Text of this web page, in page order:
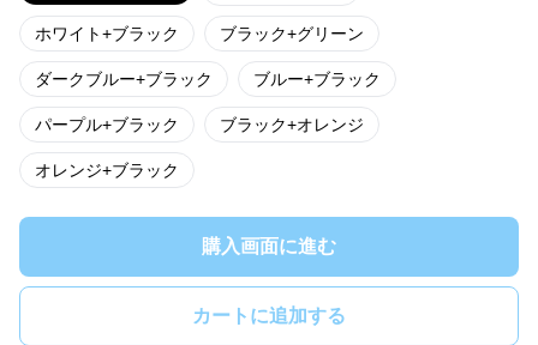
ホワイト+ブラック ブラック+グリーン
ダークブルー+ブラック ブルー+ブラック
パープル+ブラック ブラック+オレンジ
オレンジ+ブラック
購入画面に進む
カートに追加する